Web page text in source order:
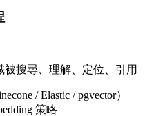
搜尋、理解、定位、引用
/ Elastic / pgvector）
策略